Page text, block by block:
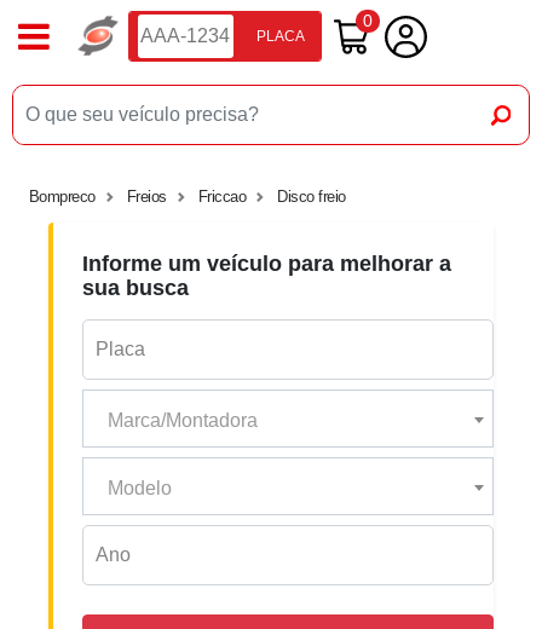
PLACA
0
Bompreco Freios Friccao Disco freio
Informe um veículo para melhorar a
sua busca
Marca/Montadora
Modelo